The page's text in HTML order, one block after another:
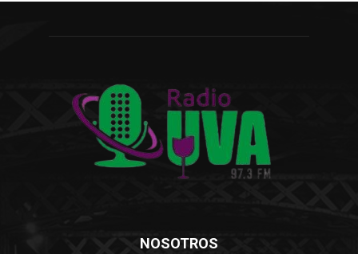
NOSOTROS